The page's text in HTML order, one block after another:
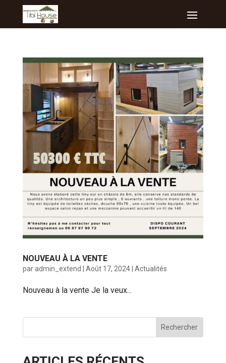
NOUVEAU À LA VENTE
paradmin_extend Août 17, 2024| Actualités
Nouveau à la vente Je la veux...
Rechercher